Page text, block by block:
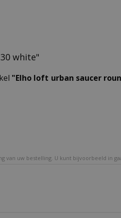
white"
"Elho loft urban saucer
uw bestelling. U kunt bijvoorbeeld in